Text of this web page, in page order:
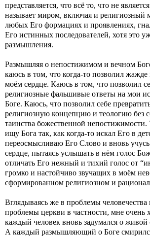
представляется, что всё то, что не
называет миром, включая и
любых Его формациях и проявлениях,
Его истинных последователей, хотя это
размышления.
Размышляя о непостижимом и вечном
каюсь в том, что когда-то позволил жажде
моём сердце. Каюсь в том, что позволил
религиозные фальшивые ответы на мои
Боге. Каюсь, что позволил себе
религиозную концепцию и теологию без
таинства божественной непостижимости.
ищу Бога так, как когда-то искал Его в
переосмысливаю Его Слово и вновь
сердце, пытаясь услышать в нём голос
отличать Его нежный и тихий голос от
громко и настойчиво звучащих в моём
сформированном религиозном и
Вглядываясь же в проблемы
проблемы церкви в частности, мне очень
каждый человек вновь задумался о
А каждый размышляющий о Боге